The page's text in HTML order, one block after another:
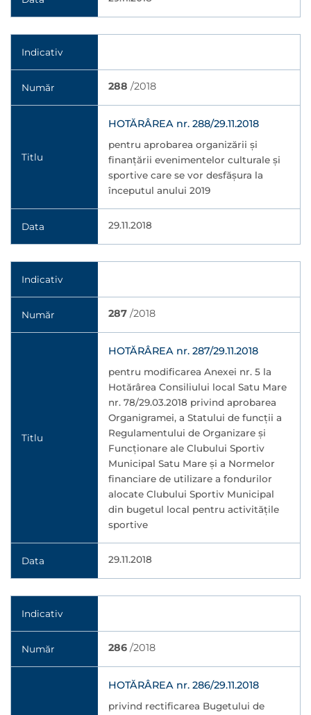
Indicativ
Număr 288 /2018
Titlu
HOTĂRÂREA nr. 288/29.11.2018
pentru aprobarea organizării şi
finanţării evenimentelor culturale şi
sportive care se vor desfăşura la
începutul anului 2019
Data 29.11.2018
Indicativ
Număr 287 /2018
Titlu
HOTĂRÂREA nr. 287/29.11.2018
pentru modificarea Anexei nr. 5 la
Hotărârea Consiliului local Satu Mare
nr. 78/29.03.2018 privind aprobarea
Organigramei, a Statului de funcţii a
Regulamentului de Organizare şi
Funcţionare ale Clubului Sportiv
Municipal Satu Mare şi a Normelor
financiare de utilizare a fondurilor
alocate Clubului Sportiv Municipal
din bugetul local pentru activităţile
sportive
Data 29.11.2018
Indicativ
Număr 286 /2018
HOTĂRÂREA nr. 286/29.11.2018
privind rectificarea Bugetului de